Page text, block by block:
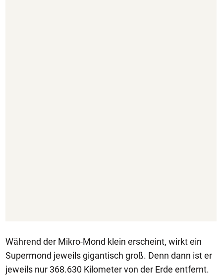
Während der Mikro-Mond klein erscheint, wirkt ein
Supermond jeweils gigantisch groß. Denn dann ist er
jeweils nur 368.630 Kilometer von der Erde entfernt.